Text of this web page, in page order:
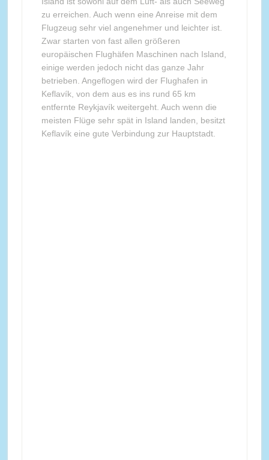
zu erreichen. Auch wenn eine Anreise mit dem
Flugzeug sehr viel angenehmer und leichter ist.
Zwar starten von fast allen größeren
europäischen Flughäfen Maschinen nach Island,
einige werden jedoch nicht das ganze Jahr
betrieben. Angeflogen wird der Flughafen in
Keflavík, von dem aus es ins rund 65 km
entfernte Reykjavík weitergeht. Auch wenn die
meisten Flüge sehr spät in Island landen, besitzt
Keflavík eine gute Verbindung zur Hauptstadt.